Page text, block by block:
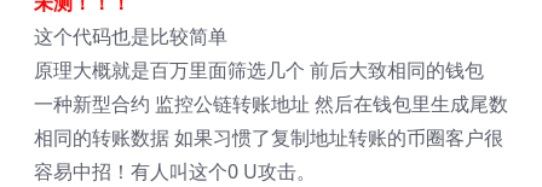
这个代码也是比较简单
原理大概就是百万里面筛选几个 前后大致相同的钱包
一种新型合约 监控公链转账地址 然后在钱包里生成尾数
相同的转账数据 如果习惯了复制地址转账的币圈客户很
容易中招！有人叫这个0 U攻击。